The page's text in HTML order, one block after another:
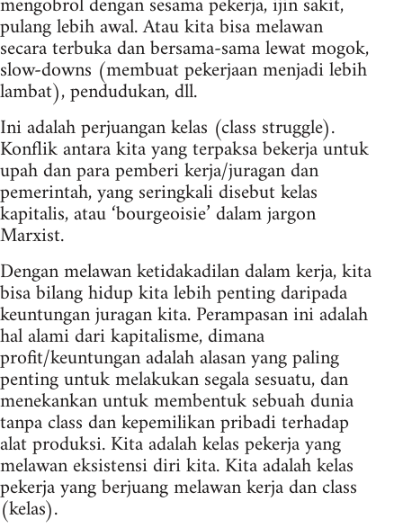
pulang lebih awal. Atau kita bisa melawan
secara terbuka dan bersama-sama lewat mogok,
slow-downs (membuat pekerjaan menjadi lebih
lambat), pendudukan, dll.
Ini adalah perjuangan kelas (class struggle).
Konflik antara kita yang terpaksa bekerja untuk
upah dan para pemberi kerja/juragan dan
pemerintah, yang seringkali disebut kelas
kapitalis, atau ‘bourgeoisie’ dalam jargon
Marxist.
Dengan melawan ketidakadilan dalam kerja, kita
bisa bilang hidup kita lebih penting daripada
keuntungan juragan kita. Perampasan ini adalah
hal alami dari kapitalisme, dimana
profit/keuntungan adalah alasan yang paling
penting untuk melakukan segala sesuatu, dan
menekankan untuk membentuk sebuah dunia
tanpa class dan kepemilikan pribadi terhadap
alat produksi. Kita adalah kelas pekerja yang
melawan eksistensi diri kita. Kita adalah kelas
pekerja yang berjuang melawan kerja dan class
(kelas).